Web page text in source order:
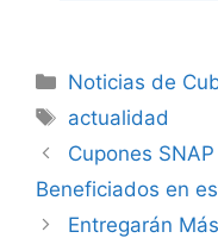
Categories
Noticias de
Tags
actualidad
Cupones
Beneficiados en
Entregarán